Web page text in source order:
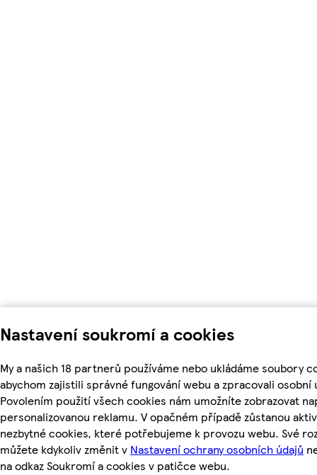
Nastavení soukromí a cookies
My a našich 18 partnerů používáme nebo ukládáme soubory
abychom zajistili správné fungování webu a zpracovali osobní
Povolením použití všech cookies nám umožníte zobrazovat
personalizovanou reklamu. V opačném případě zůstanou
nezbytné cookies, které potřebujeme k provozu webu. Své
můžete kdykoliv změnit v Nastavení ochrany osobních údajů
na odkaz Soukromí a cookies v patičce webu.